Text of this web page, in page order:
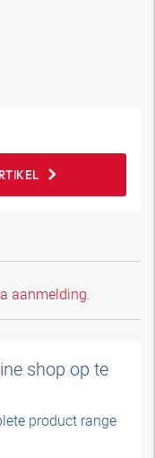
aanmelding.
shop op te
product range